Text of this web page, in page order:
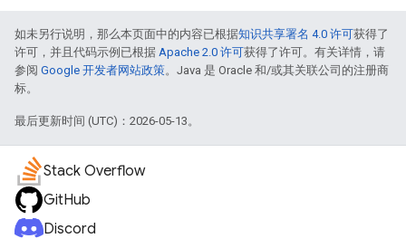
如未另行说明，那么本页面中的内容已根据知识共享署名 4.0 许可获得了
许可，并且代码示例已根据 Apache 2.0 许可获得了许可。有关详情，请
参阅 Google 开发者网站政策。Java 是 Oracle 和/或其关联公司的注册商
标。
最后更新时间 (UTC)：2026-05-13。
Stack Overflow
GitHub
Discord